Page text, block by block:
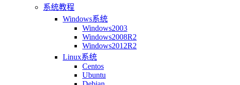
系统教程
Windows系统
Windows2003
Windows2008R2
Windows2012R2
Linux系统
Centos
Ubuntu